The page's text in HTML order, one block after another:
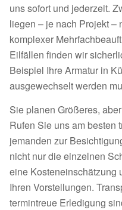
uns sofort und jederzeit.
liegen – je nach Projekt –
komplexer
Eilfällen finden wir
Beispiel Ihre Armatur in
ausgewechselt werden
Sie planen Größeres,
Rufen Sie uns am besten
jemanden zur
nicht nur die einzelnen
eine Kosteneinschätzung
Ihren Vorstellungen.
termintreue Erledigung